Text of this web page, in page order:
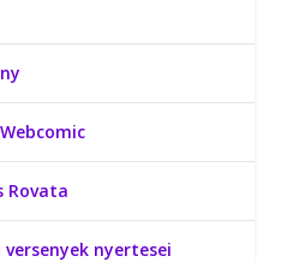
Rovata
versenyek nyertesei